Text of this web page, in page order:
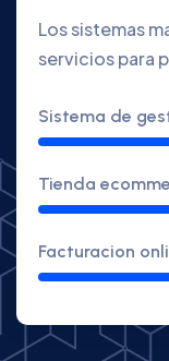
Los sistemas
servicios para
Sistema de
Tienda
Facturacion